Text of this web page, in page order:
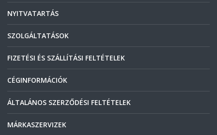
NYITVATARTÁS
SZOLGÁLTATÁSOK
FIZETÉSI ÉS SZÁLLÍTÁSI FELTÉTELEK
CÉGINFORMÁCIÓK
ÁLTALÁNOS SZERZŐDÉSI FELTÉTELEK
MÁRKASZERVIZEK